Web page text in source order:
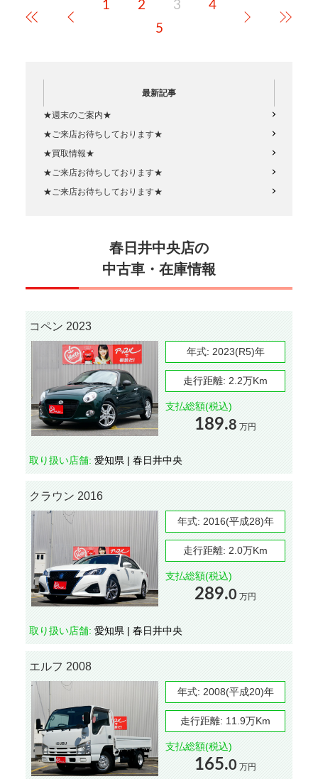
が、平日は比較的空いているた
1 2 3
4
5
最新記事
★週末のご案内★
★ご来店お待ちしております★
★買取情報★
★ご来店お待ちしております★
★ご来店お待ちしております★
春日井中央店の
中古車・在庫情報
コペン 2023
年式: 2023(R5)年
走行距離: 2.2万Km
支払総額(税込)
189.8 万円
取り扱い店舗: 愛知県 | 春日井中央
クラウン 2016
年式: 2016(平成28)年
走行距離: 2.0万Km
支払総額(税込)
289.0 万円
取り扱い店舗: 愛知県 | 春日井中央
エルフ 2008
年式: 2008(平成20)年
走行距離: 11.9万Km
支払総額(税込)
165.0 万円